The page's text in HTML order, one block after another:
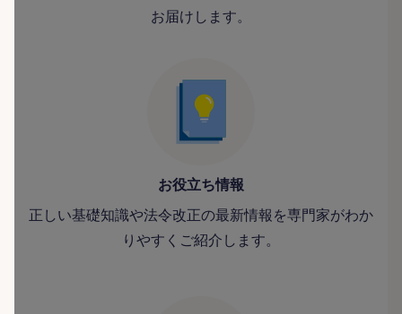
お届けします。
お役立ち情報
正しい基礎知識や法令改正の最新情報を専門家がわか
りやすくご紹介します。